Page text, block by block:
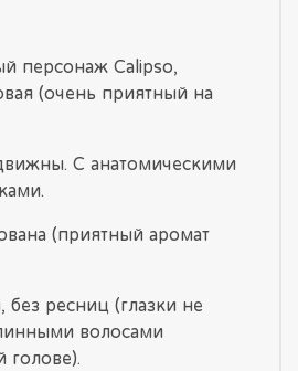
персонаж Calipso,
(очень приятный на
С анатомическими
(приятный аромат
без ресниц (глазки не
волосами
голове).